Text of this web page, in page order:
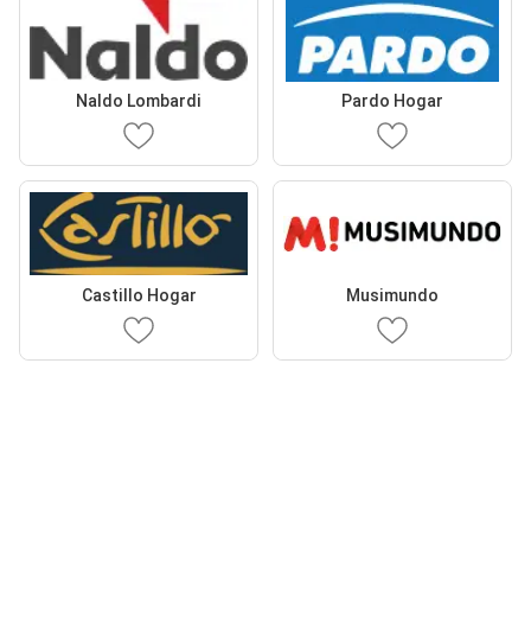
Naldo Lombardi Pardo Hogar
Castillo Hogar Musimundo